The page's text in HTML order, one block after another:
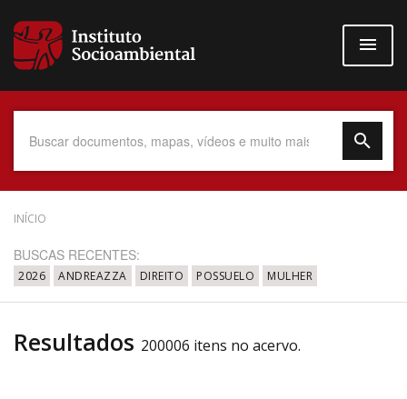
para
conteúdo
Data do Documento
Até
INÍCIO
BUSCAS RECENTES:
2026 ANDREAZZA DIREITO POSSUELO MULHER
Resultados 200006 itens no acervo.